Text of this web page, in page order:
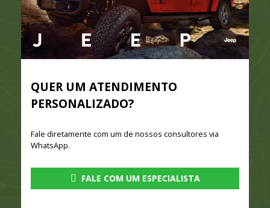
QUER UM ATENDIMENTO
PERSONALIZADO?
Fale diretamente com um de nossos consultores via
WhatsApp.
FALE COM UM ESPECIALISTA